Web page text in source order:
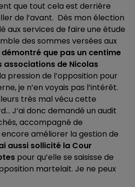
que tout cela est derrière
de l’avant. Dès mon élection
aux services de faire une étude
des sommes versées aux
démontré que pas un centime
associations de Nicolas
pression de l’opposition pour
je n’en voyais pas l’intérêt.
très mal vécu cette
J’ai donc demandé un audit
accompagné de
améliorer la gestion de
aussi sollicité la Cour
pour qu’elle se saisisse de
martelait. Je ne peux